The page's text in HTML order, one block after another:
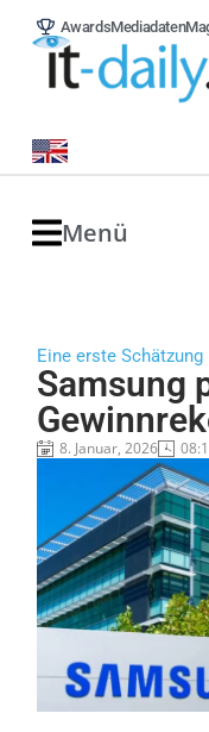
AwardsMediadaten
Menü
Eine erste Schätzung
Samsung
8. Januar, 2026